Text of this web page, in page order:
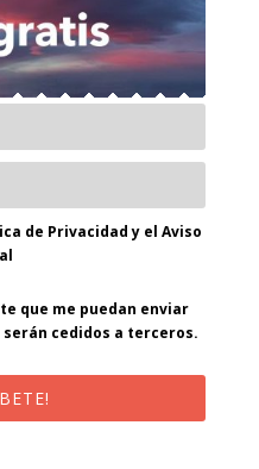
de Privacidad y el Aviso
que me puedan enviar
cedidos a terceros.